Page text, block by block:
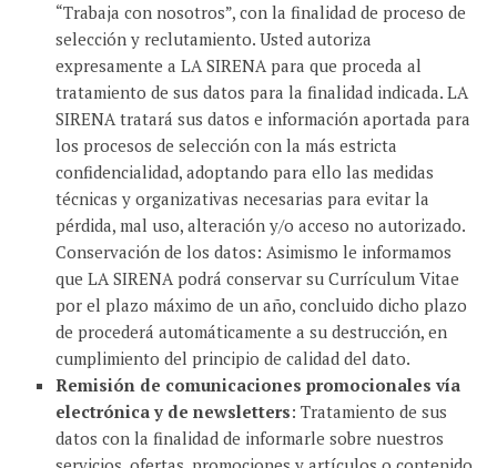
“Trabaja con nosotros”, con la finalidad de proceso de
selección y reclutamiento. Usted autoriza
expresamente a LA SIRENA para que proceda al
tratamiento de sus datos para la finalidad indicada. LA
SIRENA tratará sus datos e información aportada para
los procesos de selección con la más estricta
confidencialidad, adoptando para ello las medidas
técnicas y organizativas necesarias para evitar la
pérdida, mal uso, alteración y/o acceso no autorizado.
Conservación de los datos: Asimismo le informamos
que LA SIRENA podrá conservar su Currículum Vitae
por el plazo máximo de un año, concluido dicho plazo
de procederá automáticamente a su destrucción, en
cumplimiento del principio de calidad del dato.
Remisión de comunicaciones promocionales vía
electrónica y de newsletters: Tratamiento de sus
datos con la finalidad de informarle sobre nuestros